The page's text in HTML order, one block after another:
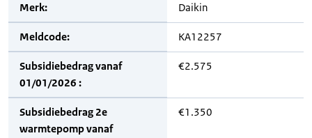
Merk: Daikin
Meldcode: KA12257
Subsidiebedrag vanaf
01/01/2026 :
€2.575
Subsidiebedrag 2e
warmtepomp vanaf
€1.350